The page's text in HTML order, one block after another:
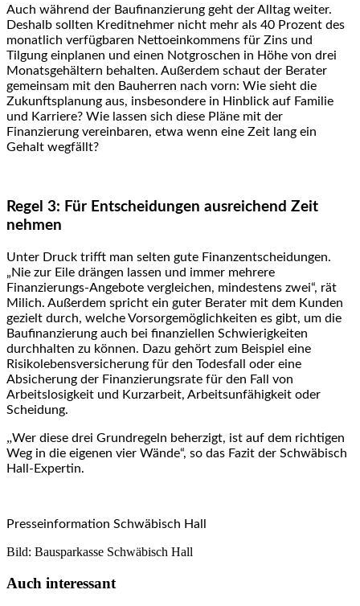
Auch während der Baufinanzierung geht der Alltag weiter.
Deshalb sollten Kreditnehmer nicht mehr als 40 Prozent des
monatlich verfügbaren Nettoeinkommens für Zins und
Tilgung einplanen und einen Notgroschen in Höhe von drei
Monatsgehältern behalten. Außerdem schaut der Berater
gemeinsam mit den Bauherren nach vorn: Wie sieht die
Zukunftsplanung aus, insbesondere in Hinblick auf Familie
und Karriere? Wie lassen sich diese Pläne mit der
Finanzierung vereinbaren, etwa wenn eine Zeit lang ein
Gehalt wegfällt?
Regel 3: Für Entscheidungen ausreichend Zeit
nehmen
Unter Druck trifft man selten gute Finanzentscheidungen.
„Nie zur Eile drängen lassen und immer mehrere
Finanzierungs-Angebote vergleichen, mindestens zwei“, rät
Milich. Außerdem spricht ein guter Berater mit dem Kunden
gezielt durch, welche Vorsorgemöglichkeiten es gibt, um die
Baufinanzierung auch bei finanziellen Schwierigkeiten
durchhalten zu können. Dazu gehört zum Beispiel eine
Risikolebensversicherung für den Todesfall oder eine
Absicherung der Finanzierungsrate für den Fall von
Arbeitslosigkeit und Kurzarbeit, Arbeitsunfähigkeit oder
Scheidung.
„Wer diese drei Grundregeln beherzigt, ist auf dem richtigen
Weg in die eigenen vier Wände“, so das Fazit der Schwäbisch
Hall-Expertin.
Presseinformation Schwäbisch Hall
Bild: Bausparkasse Schwäbisch Hall
Auch interessant